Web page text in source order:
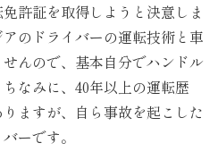
許証を取得しようと決意しま
のドライバーの運転技術と車
んので、基本自分でハンドル
なみに、40年以上の運転歴
ますが、自ら事故を起こした
ーです。